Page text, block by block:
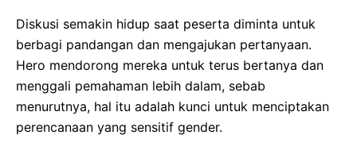
Diskusi semakin hidup saat peserta diminta untuk
berbagi pandangan dan mengajukan pertanyaan.
Hero mendorong mereka untuk terus bertanya dan
menggali pemahaman lebih dalam, sebab
menurutnya, hal itu adalah kunci untuk menciptakan
perencanaan yang sensitif gender.